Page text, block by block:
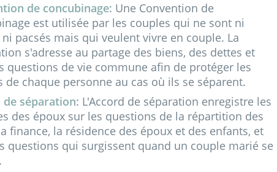
de concubinage: Une Convention de
est utilisée par les couples qui ne sont ni
pacsés mais qui veulent vivre en couple. La
s'adresse au partage des biens, des dettes et
questions de vie commune afin de protéger les
de chaque personne au cas où ils se séparent.
de séparation: L'Accord de séparation enregistre les
des époux sur les questions de la répartition des
finance, la résidence des époux et des enfants, et
questions qui surgissent quand un couple marié se